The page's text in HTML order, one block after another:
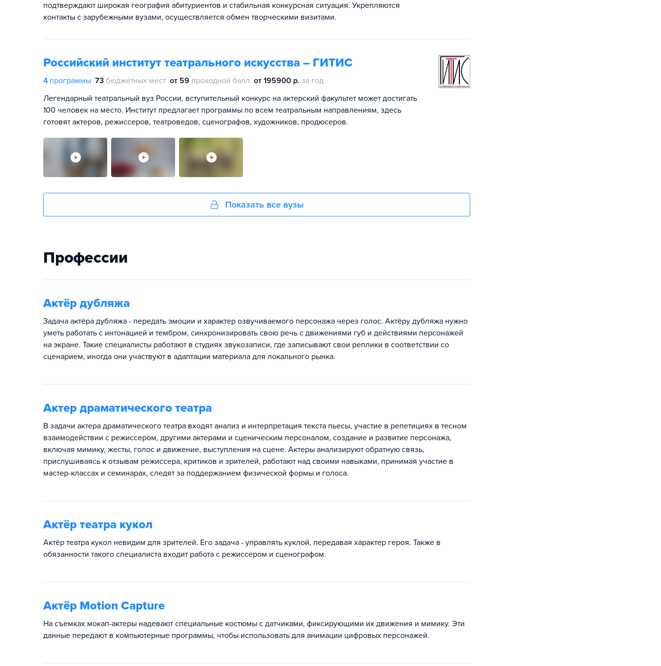
подтверждают широкая география абитуриентов и стабильная конкурсная ситуация. Укрепляются
контакты с зарубежными вузами, осуществляется обмен творческими визитами.
Российский институт театрального искусства – ГИТИС
4 программы 73 бюджетных мест от 59 проходной балл от 195900 р. за год
Легендарный театральный вуз России, вступительный конкурс на актерский факультет может достигать
100 человек на место. Институт предлагает программы по всем театральным направлениям, здесь
готовят актеров, режиссеров, театроведов, сценографов, художников, продюсеров.
Показать все вузы
Профессии
Актёр дубляжа
Задача актёра дубляжа - передать эмоции и характер озвучиваемого персонажа через голос. Актёру дубляжа нужно
уметь работать с интонацией и тембром, синхронизировать свою речь с движениями губ и действиями персонажей
на экране. Такие специалисты работают в студиях звукозаписи, где записывают свои реплики в соответствии со
сценарием, иногда они участвуют в адаптации материала для локального рынка.
Актер драматического театра
В задачи актера драматического театра входят анализ и интерпретация текста пьесы, участие в репетициях в тесном
взаимодействии с режиссером, другими актерами и сценическим персоналом, создание и развитие персонажа,
включая мимику, жесты, голос и движение, выступления на сцене. Актеры анализируют обратную связь,
прислушиваясь к отзывам режиссера, критиков и зрителей, работают над своими навыками, принимая участие в
мастер-классах и семинарах, следят за поддержанием физической формы и голоса.
Актёр театра кукол
Актёр театра кукол невидим для зрителей. Его задача - управлять куклой, передавая характер героя. Также в
обязанности такого специалиста входит работа с режиссером и сценографом.
Актёр Motion Capture
На съемках мокап-актеры надевают специальные костюмы с датчиками, фиксирующими их движения и мимику. Эти
данные передают в компьютерные программы, чтобы использовать для анимации цифровых персонажей.